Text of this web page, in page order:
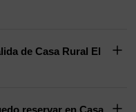
Rural El
reservar en Casa